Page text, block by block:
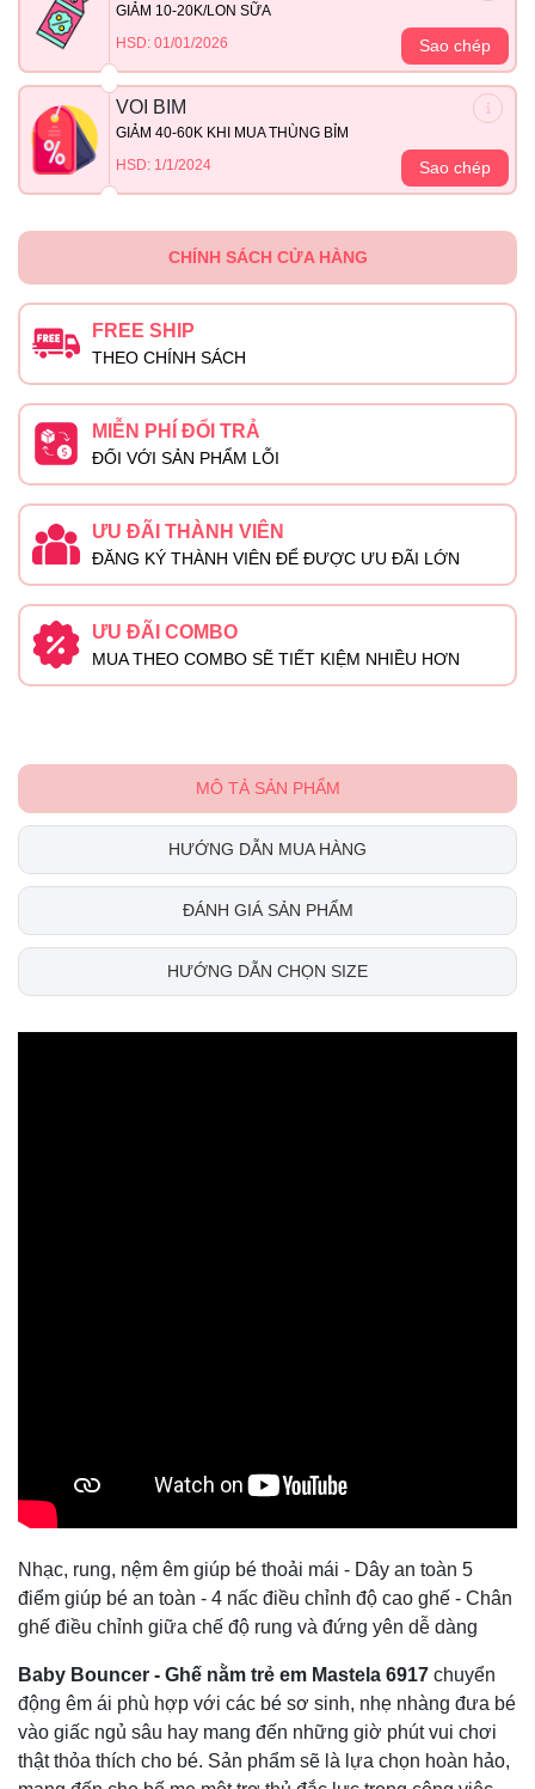
GIẢM 10-20K/LON SỮA
HSD: 01/01/2026
Sao chép
VOI BIM
GIẢM 40-60K KHI MUA THÙNG BỈM
HSD: 1/1/2024
Sao chép
CHÍNH SÁCH CỬA HÀNG
FREE SHIP
THEO CHÍNH SÁCH
MIỄN PHÍ ĐỔI TRẢ
ĐỐI VỚI SẢN PHẨM LỖI
ƯU ĐÃI THÀNH VIÊN
ĐĂNG KÝ THÀNH VIÊN ĐỂ ĐƯỢC ƯU ĐÃI LỚN
ƯU ĐÃI COMBO
MUA THEO COMBO SẼ TIẾT KIỆM NHIỀU HƠN
MÔ TẢ SẢN PHẨM
HƯỚNG DẪN MUA HÀNG
ĐÁNH GIÁ SẢN PHẨM
HƯỚNG DẪN CHỌN SIZE
Nhạc, rung, nệm êm giúp bé thoải mái - Dây an toàn 5
điểm giúp bé an toàn - 4 nấc điều chỉnh độ cao ghế - Chân
ghế điều chỉnh giữa chế độ rung và đứng yên dễ dàng
Baby Bouncer - Ghế nằm trẻ em Mastela 6917 chuyển
động êm ái phù hợp với các bé sơ sinh, nhẹ nhàng đưa bé
vào giấc ngủ sâu hay mang đến những giờ phút vui chơi
thật thỏa thích cho bé. Sản phẩm sẽ là lựa chọn hoàn hảo,